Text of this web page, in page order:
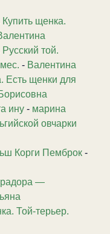
щенка.
той.
- Валентина
Есть щенки для
ину - марина
овчарки
Корги Пемброк -
—
Той-терьер.